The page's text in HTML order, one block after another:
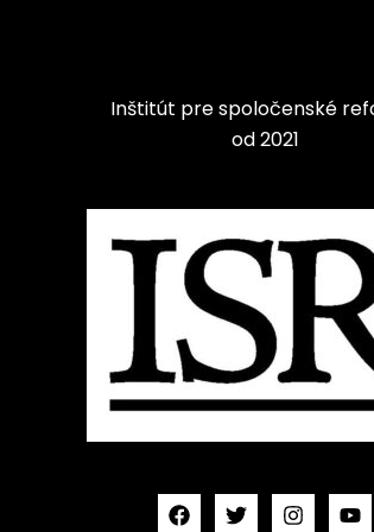
Inštitút pre spoločenské
od 2021